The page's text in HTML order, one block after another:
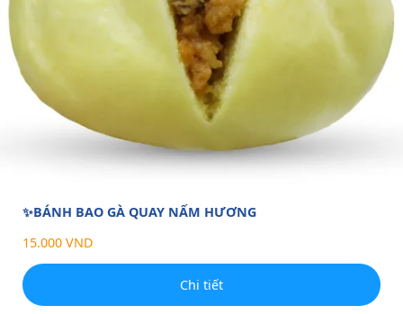
✨BÁNH BAO GÀ QUAY NẤM HƯƠNG
15.000 VND
Chi tiết